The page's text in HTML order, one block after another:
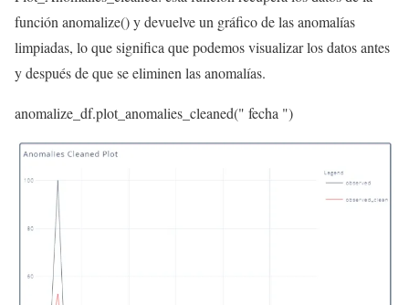
función anomalize() y devuelve un gráfico de las anomalías
limpiadas, lo que significa que podemos visualizar los datos antes
y después de que se eliminen las anomalías.
anomalize_df.plot_anomalies_cleaned(" fecha ")